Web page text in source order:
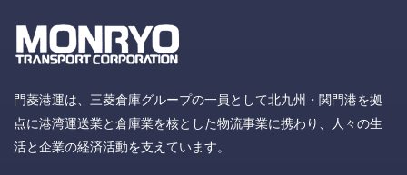
門菱港運は、三菱倉庫グループの一員として北九州・関門港を拠
点に港湾運送業と倉庫業を核とした物流事業に携わり、人々の生
活と企業の経済活動を支えています。